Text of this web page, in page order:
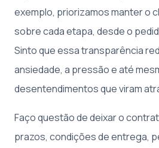
exemplo, priorizamos manter o
sobre cada etapa, desde o
Sinto que essa transparência
ansiedade, a pressão e até
desentendimentos que viram
Faço questão de deixar o
prazos, condições de entrega,